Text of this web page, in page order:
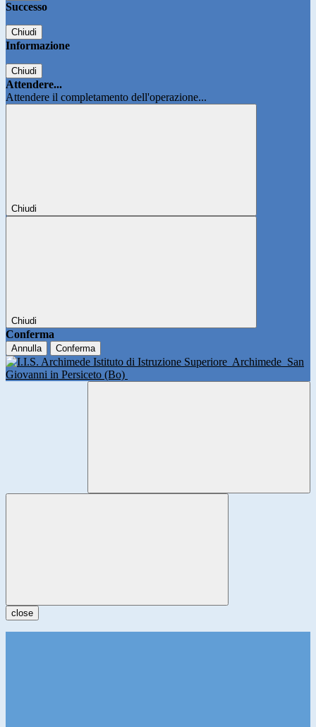
Successo
Chiudi
Informazione
Chiudi
Attendere...
Attendere il completamento dell'operazione...
Chiudi
Chiudi
Conferma
Annulla Conferma
Istituto di Istruzione Superiore Archimede San
Giovanni in Persiceto (Bo)
close